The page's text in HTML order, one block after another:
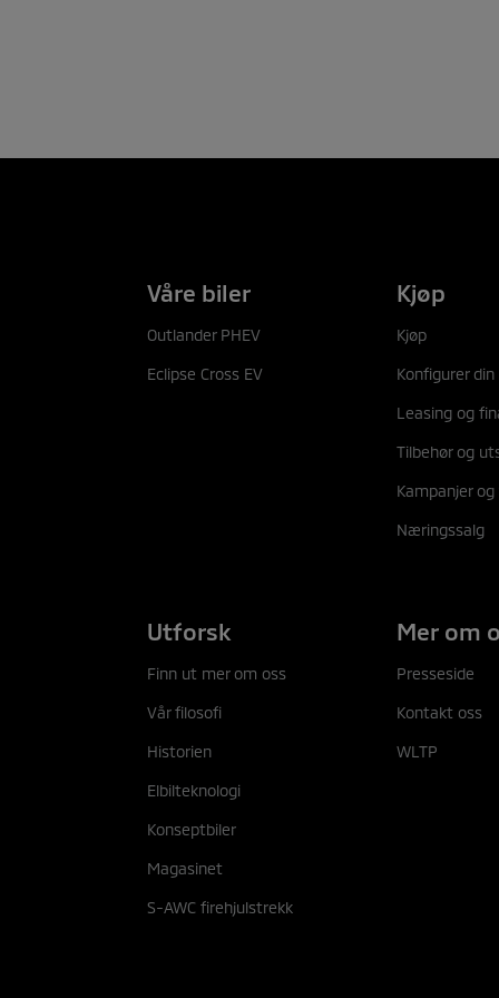
Våre biler
Outlander PHEV
Eclipse Cross EV
Kjøp
Kjøp
Konfigurer din
Leasing og
Tilbehør og
Kampanjer og
Næringssalg
Utforsk
Finn ut mer om oss
Vår filosofi
Historien
Elbilteknologi
Konseptbiler
Magasinet
S-AWC firehjulstrekk
Mer om
Presseside
Kontakt oss
WLTP